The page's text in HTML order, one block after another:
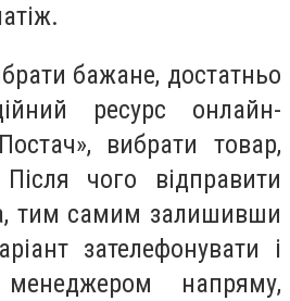
бажане, достатньо
ресурс онлайн-
вибрати товар,
чого відправити
тим самим залишивши
зателефонувати і
напряму,